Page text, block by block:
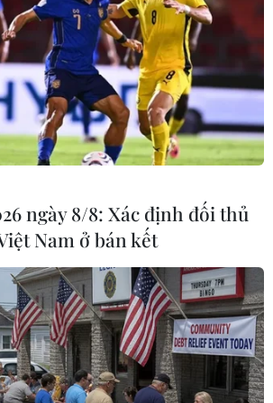
ngày 8/8: Xác định đối thủ
Nam ở bán kết